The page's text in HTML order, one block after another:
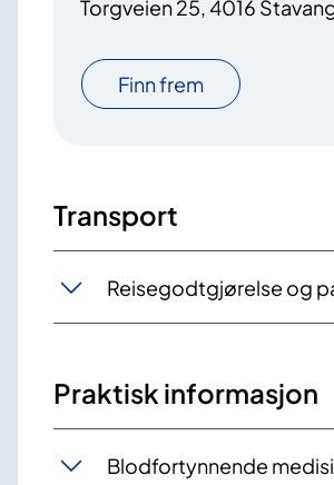
Torgveien 25, 4016
Finn frem
Transport
Reisegodtgjørelse og
Praktisk informasjon
Blodfortynnende